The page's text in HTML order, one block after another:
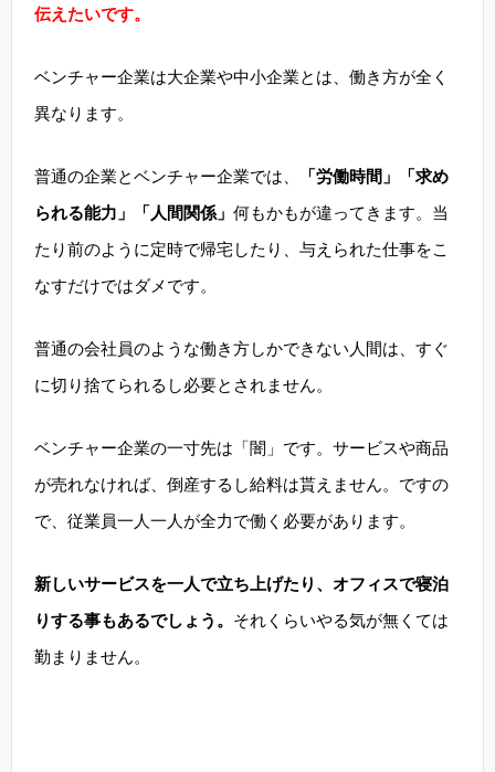
伝えたいです。
ベンチャー企業は大企業や中小企業とは、働き方が全く
異なります。
普通の企業とベンチャー企業では、
「労働時間」「求め
られる能力」「人間関係」 何もかもが違ってきます。当
たり前のように定時で帰宅したり、与えられた仕事をこ
なすだけではダメです。
普通の会社員のような働き方しかできない人間は、すぐ
に切り捨てられるし必要とされません。
ベンチャー企業の一寸先は「闇」です。サービスや商品
が売れなければ、倒産するし給料は貰えません。ですの
で、従業員一人一人が全力で働く必要があります。
新しいサービスを一人で立ち上げたり、オフィスで寝泊
りする事もあるでしょう。 それくらいやる気が無くては
勤まりません。